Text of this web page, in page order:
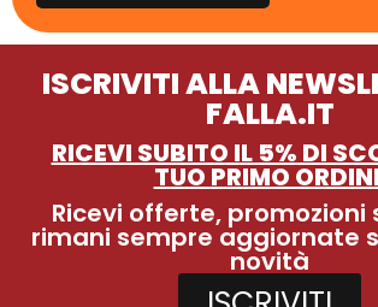
ISCRIVITI ALLA
FALLA.IT
RICEVI SUBITO IL 5% DI
TUO PRIMO
Ricevi offerte, promozioni
rimani sempre aggiornate
novità